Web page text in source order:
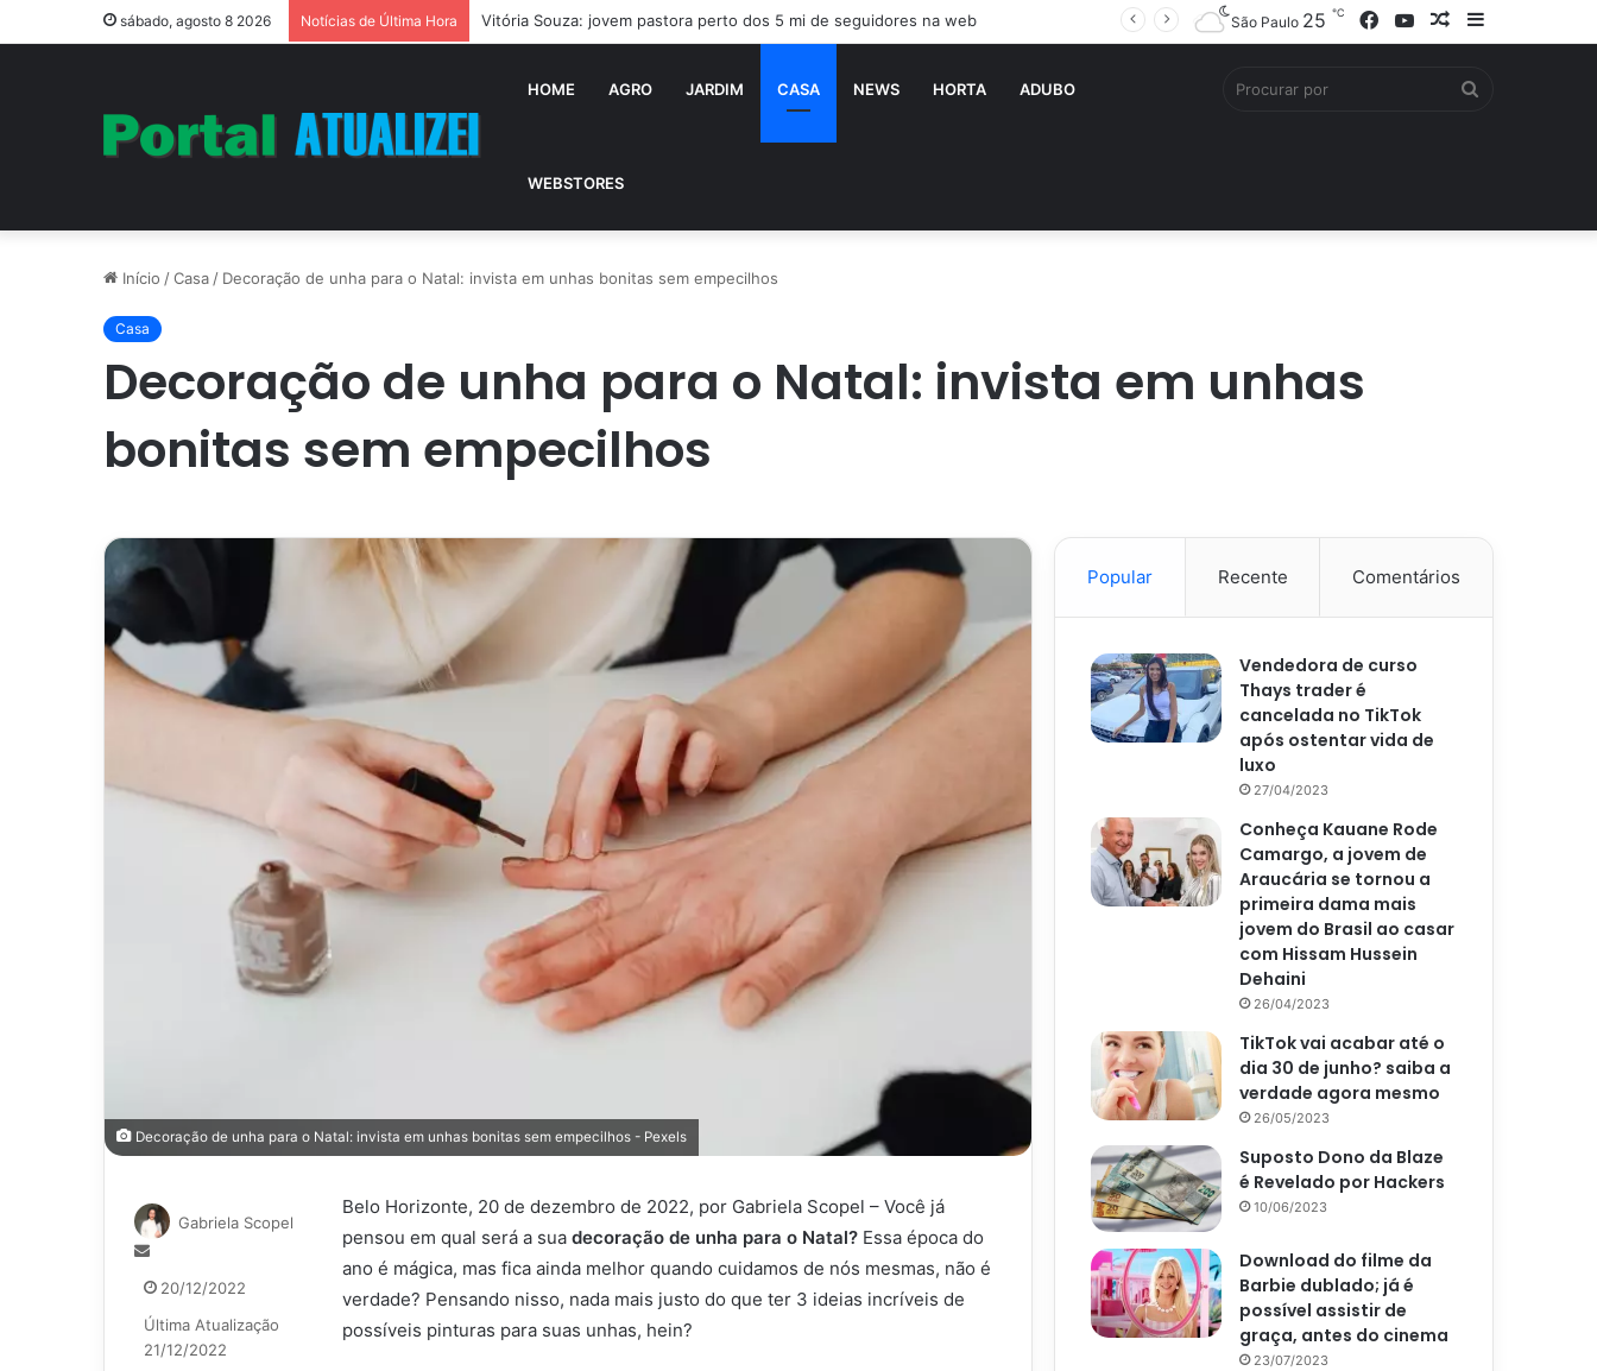
sábado, agosto 8 2026 Notícias de Última Hora Vitória Souza: jovem pastora perto dos 5 mi de seguidores na web
Barra
Artigo
YouTube
Facebook
São Paulo 25 ℃
HOME AGRO JARDIM CASA NEWS HORTA ADUBO
WEBSTORES
Início /Casa / Decoração de unha para o Natal: invista em unhas bonitas sem empecilhos
Casa
Decoração de unha para o Natal: invista em unhas
bonitas sem empecilhos
Decoração de unha para o Natal: invista em unhas bonitas sem empecilhos - Pexels
Belo Horizonte, 20 de dezembro de 2022, por Gabriela Scopel – Você já
pensou em qual será a sua decoração de unha para o Natal? Essa época do
ano é mágica, mas fica ainda melhor quando cuidamos de nós mesmas, não é
verdade? Pensando nisso, nada mais justo do que ter 3 ideias incríveis de
possíveis pinturas para suas unhas, hein?
Gabriela Scopel
Mande
e-
mail
20/12/2022
Última Atualização
21/12/2022
Popular Recente Comentários
Vendedora de curso
Thays trader é
cancelada no TikTok
após ostentar vida de
luxo
27/04/2023
Conheça Kauane Rode
Camargo, a jovem de
Araucária se tornou a
primeira dama mais
jovem do Brasil ao casar
com Hissam Hussein
Dehaini
26/04/2023
TikTok vai acabar até o
dia 30 de junho? saiba a
verdade agora mesmo
26/05/2023
Suposto Dono da Blaze
é Revelado por Hackers
10/06/2023
Download do filme da
Barbie dublado; já é
possível assistir de
graça, antes do cinema
23/07/2023